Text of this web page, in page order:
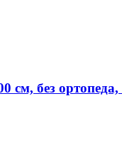
см, без ортопеда,